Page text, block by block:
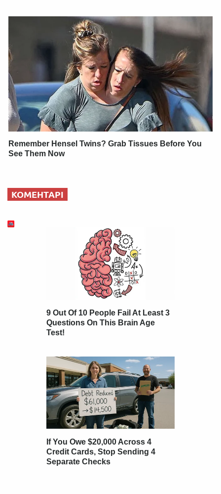
Remember Hensel Twins? Grab Tissues Before You
See Them Now
КОМЕНТАРІ